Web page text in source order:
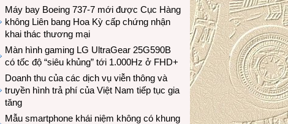
Máy bay Boeing 737-7 mới được Cục Hàng
không Liên bang Hoa Kỳ cấp chứng nhận
khai thác thương mại
Màn hình gaming LG UltraGear 25G590B
có tốc độ “siêu khủng” tới 1.000Hz ở FHD+
Doanh thu của các dịch vụ viễn thông và
truyền hình trả phí của Việt Nam tiếp tục gia
tăng
Mẫu smartphone khái niệm không có khung